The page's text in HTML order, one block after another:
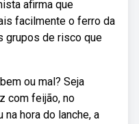
afirma que
facilmente o ferro da
grupos de risco que
ou mal? Seja
com feijão, no
hora do lanche, a